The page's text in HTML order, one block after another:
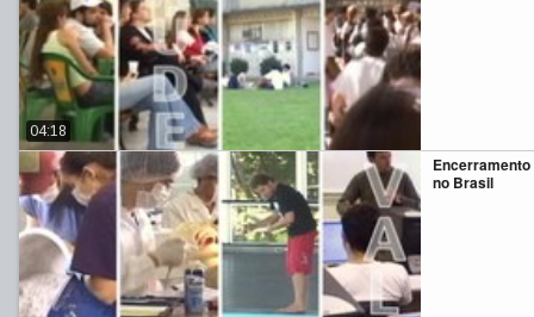
04:18
Encerramento
no Brasil